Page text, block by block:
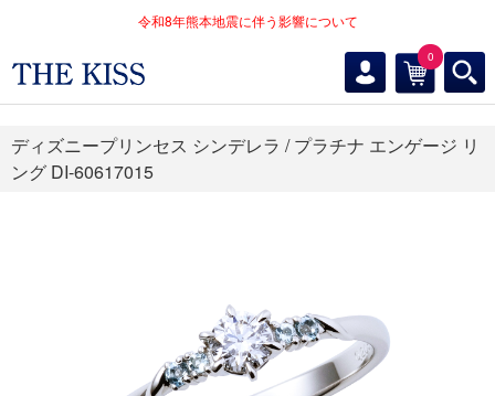
令和8年熊本地震に伴う影響について
0
ディズニープリンセス シンデレラ / プラチナ エンゲージ リ
ング DI-60617015